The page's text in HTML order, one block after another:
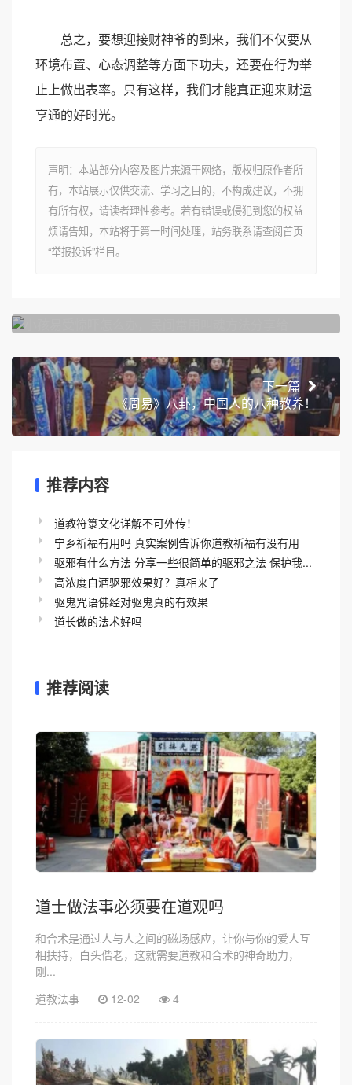
总之，要想迎接财神爷的到来，我们不仅要从
环境布置、心态调整等方面下功夫，还要在行为举
止上做出表率。只有这样，我们才能真正迎来财运
亨通的好时光。
声明：本站部分内容及图片来源于网络，版权归原作者所
有，本站展示仅供交流、学习之目的，不构成建议，不拥
有所有权，请读者理性参考。若有错误或侵犯到您的权益
烦请告知，本站将于第一时间处理，站务联系请查阅首页
“举报投诉”栏目。
下一篇
《周易》八卦，中国人的八种教养！
推荐内容
道教符箓文化详解不可外传！
宁乡祈福有用吗 真实案例告诉你道教祈福有没有用
驱邪有什么方法 分享一些很简单的驱邪之法 保护我...
高浓度白酒驱邪效果好？真相来了
驱鬼咒语佛经对驱鬼真的有效果
道长做的法术好吗
推荐阅读
道士做法事必须要在道观吗
和合术是通过人与人之间的磁场感应，让你与你的爱人互
相扶持，白头偕老，这就需要道教和合术的神奇助力，
刚...
道教法事
12-02 4